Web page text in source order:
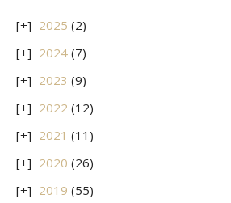
2025 (2)
2024 (7)
2023 (9)
2022 (12)
2021 (11)
2020 (26)
2019 (55)